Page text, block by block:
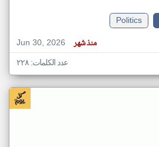
Politics
Jun 30, 2026
منذ شهر
عدد الكلمات: ٢٢٨